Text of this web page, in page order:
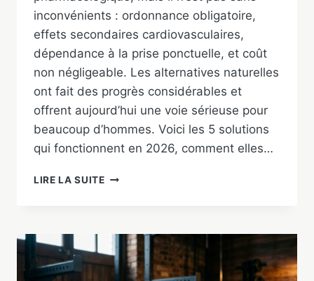
inconvénients : ordonnance obligatoire,
effets secondaires cardiovasculaires,
dépendance à la prise ponctuelle, et coût
non négligeable. Les alternatives naturelles
ont fait des progrès considérables et
offrent aujourd’hui une voie sérieuse pour
beaucoup d’hommes. Voici les 5 solutions
qui fonctionnent en 2026, comment elles…
LIRE LA SUITEALTERNATIVE
LES
5